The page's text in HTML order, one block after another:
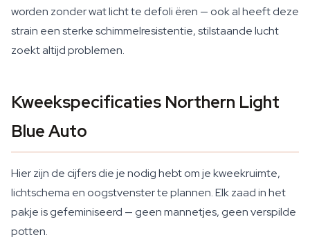
worden zonder wat licht te defoli ëren — ook al heeft deze
strain een sterke schimmelresistentie, stilstaande lucht
zoekt altijd problemen.
Kweekspecificaties Northern Light
Blue Auto
Hier zijn de cijfers die je nodig hebt om je kweekruimte,
lichtschema en oogstvenster te plannen. Elk zaad in het
pakje is gefeminiseerd — geen mannetjes, geen verspilde
potten.